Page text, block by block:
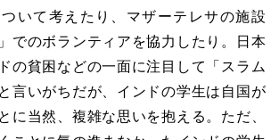
いて考えたり、マザーテレサの施設
でのボランティアを協力したり。日本
の貧困などの一面に注目して「スラム
言いがちだが、インドの学生は自国が
に当然、複雑な思いを抱える。ただ、